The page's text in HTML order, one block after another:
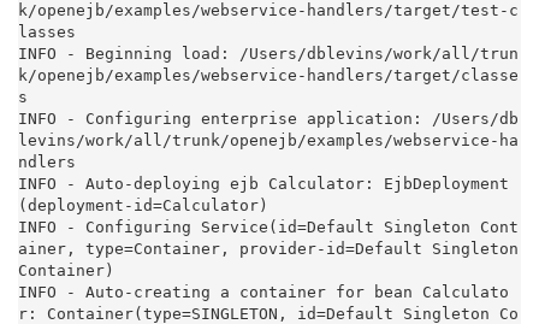
k/openejb/examples/webservice-handlers/target/test-c
lasses
INFO - Beginning load: /Users/dblevins/work/all/trun
k/openejb/examples/webservice-handlers/target/classe
s
INFO - Configuring enterprise application: /Users/db
levins/work/all/trunk/openejb/examples/webservice-ha
ndlers
INFO - Auto-deploying ejb Calculator: EjbDeployment
(deployment-id=Calculator)
INFO - Configuring Service(id=Default Singleton Cont
ainer, type=Container, provider-id=Default Singleton
Container)
INFO - Auto-creating a container for bean Calculato
r: Container(type=SINGLETON, id=Default Singleton Co